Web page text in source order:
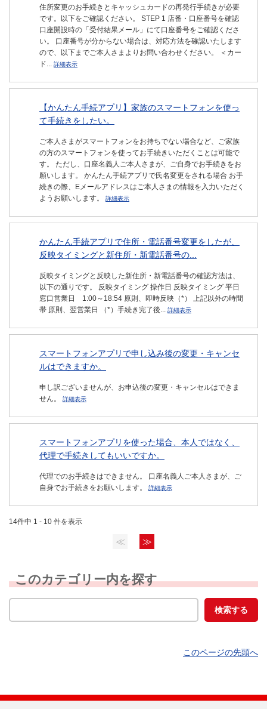
住所変更のお手続きとキャッシュカードの再発行手続きが必要
です。以下をご確認ください。 STEP 1 店番・口座番号を確認
口座開設時の「受付結果メール」にて口座番号をご確認くださ
い。 口座番号が分からない場合は、対応方法を確認いたします
ので、以下までご本人さまよりお問い合わせください。 ＜カー
ド... 詳細表示
【かんたん手続アプリ】家族のスマートフォンを使っ
て手続きをしたい。
ご本人さまがスマートフォンをお持ちでない場合など、ご家族
の方のスマートフォンを使ってお手続きいただくことは可能で
す。 ただし、口座名義人ご本人さまが、ご自身でお手続きをお
願いします。 かんたん手続アプリで氏名変更をされる場合 お手
続きの際、Eメールアドレスはご本人さまの情報を入力いただく
ようお願いします。
詳細表示
かんたん手続アプリで住所・電話番号変更をしたが、
反映タイミングと新住所・新電話番号の...
反映タイミングと反映した新住所・新電話番号の確認方法は、
以下の通りです。 反映タイミング 操作日 反映タイミング 平日
窓口営業日 1:00～18:54 原則、即時反映（*） 上記以外の時間
帯 原則、翌営業日 （*）手続き完了後... 詳細表示
スマートフォンアプリで申し込み後の変更・キャンセ
ルはできますか。
申し訳ございませんが、お申込後の変更・キャンセルはできま
せん。
詳細表示
スマートフォンアプリを使った場合、本人ではなく、
代理で手続きしてもいいですか。
代理でのお手続きはできません。 口座名義人ご本人さまが、ご
自身でお手続きをお願いします。
詳細表示
14件中 1 - 10 件を表示
≪ ≫
このカテゴリー内を探す
このページの先頭へ